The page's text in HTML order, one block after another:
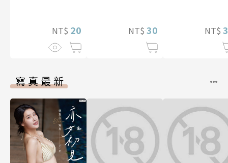
NT$ 20
所欲地開發「魔
導語言《Magic
Code》」～ 第
NT$ 30 NT$
寫真最新